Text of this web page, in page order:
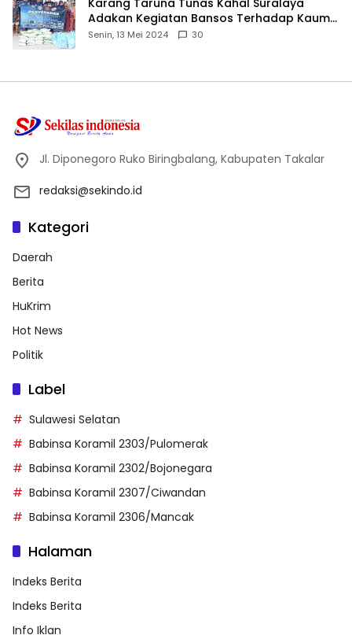
Adakan Kegiatan Bansos Terhadap Kaum
Dhuafa dan Anak Yatim-Piatu
Senin, 13 Mei 2024 30
Jl. Diponegoro Ruko Biringbalang, Kabupaten Takalar
redaksi@sekindo.id
Kategori
Daerah
Berita
HuKrim
Hot News
Politik
Label
Sulawesi Selatan
Babinsa Koramil 2303/Pulomerak
Babinsa Koramil 2302/Bojonegara
Babinsa Koramil 2307/Ciwandan
Babinsa Koramil 2306/Mancak
Halaman
Indeks Berita
Indeks Berita
Info Iklan